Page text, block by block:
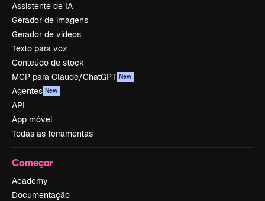
Assistente de IA
Gerador de imagens
Gerador de vídeos
Texto para voz
Conteúdo de stock
MCP para Claude/ChatGPT New
Agentes New
API
App móvel
Todas as ferramentas
Começar
Academy
Documentação